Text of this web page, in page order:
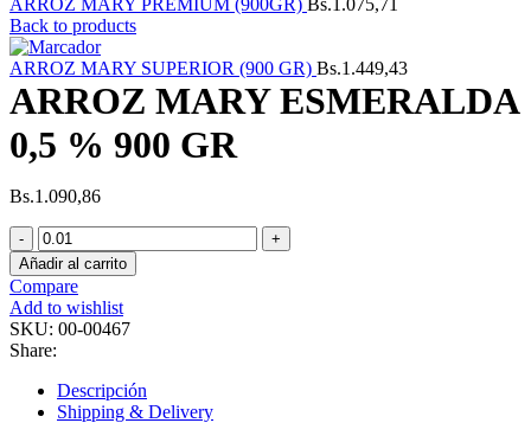
ARROZ MARY PREMIUM (900GR) Bs.1.075,71
Back to products
ARROZ MARY SUPERIOR (900 GR) Bs.1.449,43
ARROZ MARY ESMERALDA
0,5 % 900 GR
Bs.1.090,86
ARROZ
MARY
ESMERALDA
0,5
%
900
GR
cantidad
Añadir al carrito
Compare
Add to wishlist
SKU: 00-00467
Share:
Descripción
Shipping & Delivery